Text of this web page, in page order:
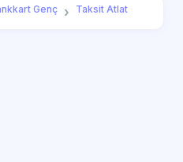
Genç Taksit Atlat